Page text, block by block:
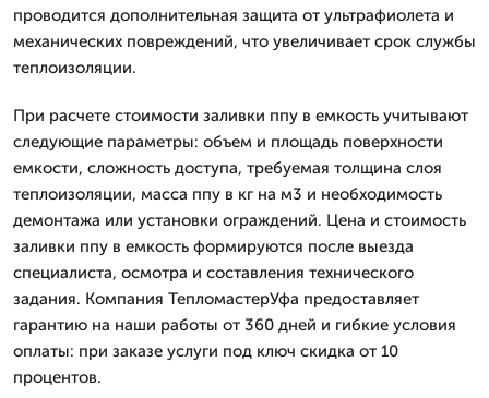
проводится дополнительная защита от ультрафиолета и
механических повреждений, что увеличивает срок службы
теплоизоляции.
При расчете стоимости заливки ппу в емкость учитывают
следующие параметры: объем и площадь поверхности
емкости, сложность доступа, требуемая толщина слоя
теплоизоляции, масса ппу в кг на м3 и необходимость
демонтажа или установки ограждений. Цена и стоимость
заливки ппу в емкость формируются после выезда
специалиста, осмотра и составления технического
задания. Компания ТепломастерУфа предоставляет
гарантию на наши работы от 360 дней и гибкие условия
оплаты: при заказе услуги под ключ скидка от 10
процентов.